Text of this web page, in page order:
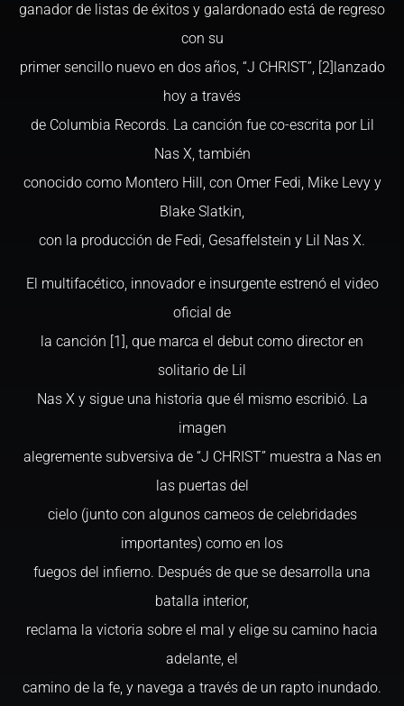
ganador de listas de éxitos y galardonado está de regreso
con su
primer sencillo nuevo en dos años, “J CHRIST”, [2]lanzado
hoy a través
de Columbia Records. La canción fue co-escrita por Lil
Nas X, también
conocido como Montero Hill, con Omer Fedi, Mike Levy y
Blake Slatkin,
con la producción de Fedi, Gesaffelstein y Lil Nas X.
El multifacético, innovador e insurgente estrenó el video
oficial de
la canción [1], que marca el debut como director en
solitario de Lil
Nas X y sigue una historia que él mismo escribió. La
imagen
alegremente subversiva de “J CHRIST” muestra a Nas en
las puertas del
cielo (junto con algunos cameos de celebridades
importantes) como en los
fuegos del infierno. Después de que se desarrolla una
batalla interior,
reclama la victoria sobre el mal y elige su camino hacia
adelante, el
camino de la fe, y navega a través de un rapto inundado.